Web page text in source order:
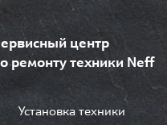
центр
ремонту техники Neff
Установка техники